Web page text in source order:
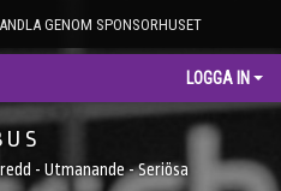
GENOM SPONSORHUSET
LOGGA IN
U S
- Utmanande - Seriösa